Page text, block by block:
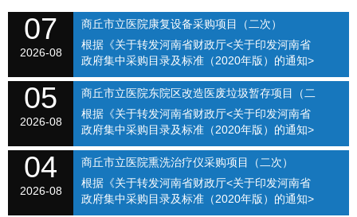
07
2026-08
商丘市立医院康复设备采购项目（二次）
SQSLYY2026-074
根据《关于转发河南省财政厅<关于印发河南省
政府集中采购目录及标准（2020年版）的通知>
的通知》（商财购〔2020〕1号）和《商丘市立
医院关于修订招标采购流程的通知》（商立院字
【2021】...
05
2026-08
商丘市立医院东院区改造医废垃圾暂存项目（二
次）（SQSLYY2026-075）
根据《关于转发河南省财政厅<关于印发河南省
政府集中采购目录及标准（2020年版）的通知>
的通知》（商财购〔2020〕1号）和《商丘市立
医院关于修订招标采购流程的通知》（商立院字
【2021】...
04
2026-08
商丘市立医院熏洗治疗仪采购项目（二次）
（SQSLYY2026-076）
根据《关于转发河南省财政厅<关于印发河南省
政府集中采购目录及标准（2020年版）的通知>